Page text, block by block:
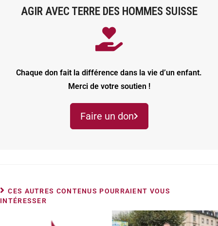
AGIR AVEC TERRE DES HOMMES SUISSE
Chaque don fait la différence dans la vie d’un enfant.
Merci de votre soutien !
Faire un don
CES AUTRES CONTENUS POURRAIENT VOUS
INTÉRESSER